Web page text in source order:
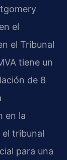
el
el Tribunal
tiene un
de 8
en la
tribunal
para una